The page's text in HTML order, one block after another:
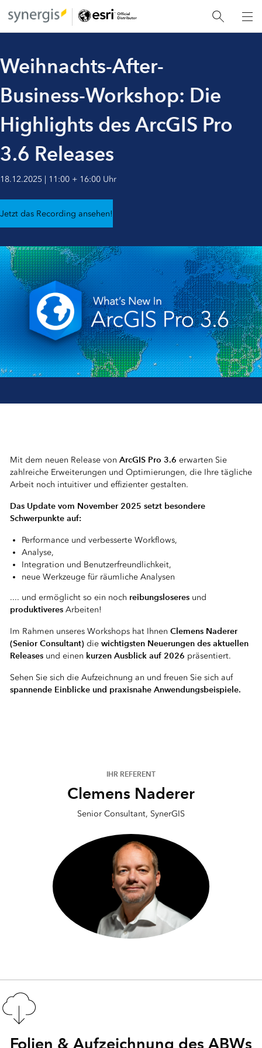
Weihnachts-After-
Business-Workshop: Die
Highlights des ArcGIS Pro
3.6 Releases
18.12.2025 | 11:00 + 16:00 Uhr
Jetzt das Recording ansehen!
Mit dem neuen Release von ArcGIS Pro 3.6 erwarten Sie
zahlreiche Erweiterungen und Optimierungen, die Ihre tägliche
Arbeit noch intuitiver und effizienter gestalten.
Das Update vom November 2025 setzt besondere
Schwerpunkte auf:
Performance und verbesserte Workflows,
Analyse,
Integration und Benutzerfreundlichkeit,
neue Werkzeuge für räumliche Analysen
.... und ermöglicht so ein noch reibungsloseresund
produktiveresArbeiten!
Im Rahmen unseres Workshops hat Ihnen Clemens Naderer
(Senior Consultant)die wichtigsten Neuerungen des aktuellen
Releasesund einen kurzen Ausblick auf 2026 präsentiert.
Sehen Sie sich die Aufzeichnung an und freuen Sie sich auf
spannende Einblicke und praxisnahe Anwendungsbeispiele.
IHR REFERENT
Clemens Naderer
Senior Consultant, SynerGIS
Folien & Aufzeichnung des ABWs